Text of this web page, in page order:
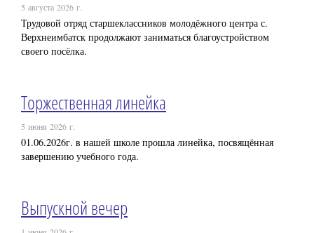
5 августа 2026 г.
Трудовой отряд старшеклассников молодёжного центра с.
Верхнеимбатск продолжают заниматься благоустройством
своего посёлка.
Торжественная линейка
5 июня 2026 г.
01.06.2026г. в нашей школе прошла линейка, посвящённая
завершению учебного года.
Выпускной вечер